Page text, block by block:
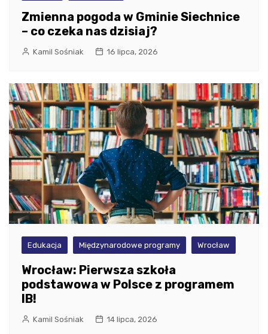
Zmienna pogoda w Gminie Siechnice
– co czeka nas dzisiaj?
Kamil Sośniak 16 lipca, 2026
Edukacja Międzynarodowe programy Wrocław
Wrocław: Pierwsza szkoła
podstawowa w Polsce z programem
IB!
Kamil Sośniak 14 lipca, 2026